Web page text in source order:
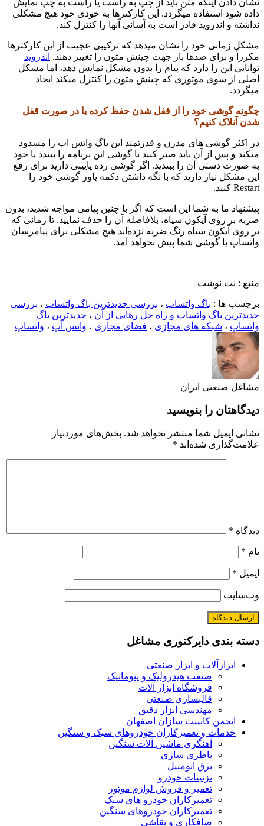
داده شود استفاده میگردد. این کارکترها به خودی خود هیچ مشکلی
نداشته و اندروید قادر است به آسانی آنها را کنترل کند.
مشکل زمانی خود را نشان میدهد که ترکیبی عجیب از این کارکترها
مکرراً و برای صدها بار جهت چینش متون را تغییر دهند. اندروید
توانایی این را دارد که پیام را بدون مشکل نمایش دهد، اما مشکل
اصلی از سوی موتوری که چینش متون را کنترل میکند ایجاد
میگردد.
چگونه گوشی خود را از قفل شدن حفظ کرده یا در صورت قفل
شدن آنلاک کنیم؟
در اکثر گوشی های مدرن و قدرتمند این باگ واتس اپ را مسدود
میکند و پس از آن باید صبر کنید تا گوشی این برنامه را ببندد یا خود
به صورت دستی آن را ببندید. اگر گوشی رده پایینی دارید برای رفع
این مشکل نیاز دارید که با نگه داشتن دکمه پاور گوشی خود را
Restart کنید.
پیشنهاد ما به شما این است که اگر با چنین پیامی مواجه شدید، بدون
ضربه بر روی آیکون سیاه، بلافاصله آن را حذف نمایید. تا زمانی که
بر روی آیکون سیاه رنگ ضربه نزده‌اید هیچ مشکلی برای پیامرسان
واتساپ یا گوشی شما پیش نخواهد آمد.
منبع : نت نوشت
برچسب ها : باگ واتساپ ، بررسی جدیدترین باگ واتساپ ، بررسی
جدیدترین باگ واتساپ و راه حل رهایی از آن ، جدیدترین باگ
واتساپ ، شبکه های مجازی ، فضای مجازی ، واتس آپ ، واتساپ
مشاغل صنعتی ایران
دیدگاهتان را بنویسید
نشانی ایمیل شما منتشر نخواهد شد. بخش‌های موردنیاز
علامت‌گذاری شده‌اند *
دیدگاه *
نام *
ایمیل *
وب‌سایت
دسته بندی دایرکتوری مشاغل
ابزارآلات و ابزار صنعتی
صنعت هیدرولیک و پنوماتیک
فروشگاه ابزار آلات
قالبسازی صنعتی
مهندسی ابزار دقیق
انجمن کابینت سازان اصفهان
خدمات و تعمیرکاران خودروهای سبک و سنگین
آهنگری ماشین آلات سنگین
باطری سازی
برق اتومبیل
تزئینات خودرو
تعمیر و فروش لوازم موتور
تعمیرکاران خودرو های سبک
تعمیرکاران خودروهای سنگین
صافکاری و نقاشی